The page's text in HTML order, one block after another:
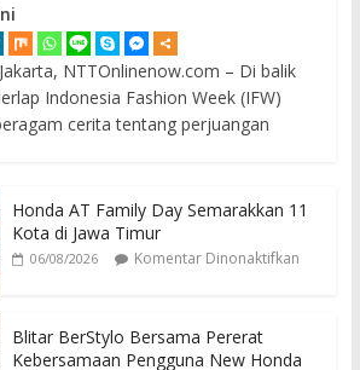
NTTOnlinenow.com – Di balik
Indonesia Fashion Week (IFW)
cerita tentang perjuangan
Honda AT Family Day Semarakkan 11
Kota di Jawa Timur
06/08/2026 Komentar Dinonaktifkan
Blitar BerStylo Bersama Pererat
Kebersamaan Pengguna New Honda